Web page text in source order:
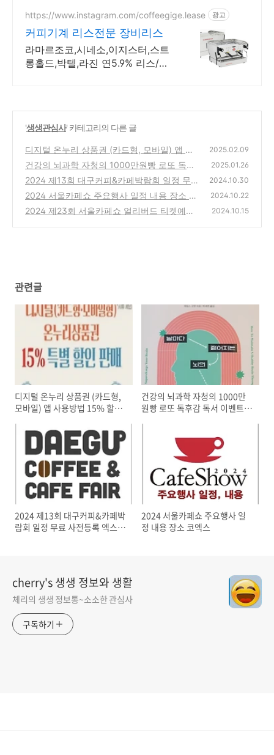
https://www.instagram.com/coffeegige.lease 광고
커피기계 리스전문 장비리스
라마르조코,시네소,이지스터,스트
롱홀드,박텔,라진 연5.9% 리스/렌
'생생관심사' 카테고리의 다른 글
디지털 온누리 상품권 (카드형, 모바일) 앱 사
용방법 15% 할인 사용처
(0)
2025.02.09
건강의 뇌과학 자청의 1000만원빵 로또 독후
감 독서 이벤트 책 추천 리뷰
(0)
2025.01.26
2024 제13회 대구커피&카페박람회 일정 무료
사전등록 엑스코 행사
(5)
2024.10.30
2024 서울카페쇼 주요행사 일정 내용 장소 코
엑스
(7)
2024.10.22
2024 제23회 서울카페쇼 얼리버드 티켓예매
2024.10.15
관련글
디지털 온누리 상품권 (카드형,
모바일) 앱 사용방법 15% 할인
건강의 뇌과학 자청의 1000만
원빵 로또 독후감 독서 이벤트
2024 제13회 대구커피&카페박
람회 일정 무료 사전등록 엑스코
2024 서울카페쇼 주요행사 일
정 내용 장소 코엑스
cherry's 생생 정보와 생활
체리의 생생 정보통~소소한 관심사
구독하기